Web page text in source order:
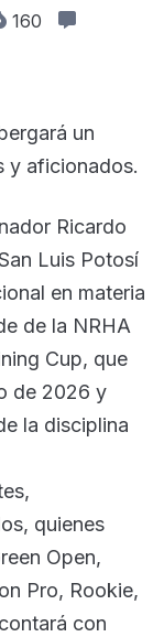
160
un
y aficionados.
Ricardo
Luis Potosí
en materia
de la NRHA
Cup, que
de 2026 y
la disciplina
quienes
Open,
Pro, Rookie,
con